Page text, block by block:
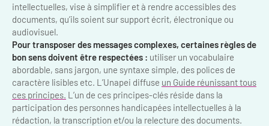
Chiffres clés de la destination
Repères annuel
Ateliers
Matinales
Webinaires
E-learning
Bilan des actions de professionnalisation
Parcs d’attractions et animaliers
Cabarets et casino
Expériences et visites
Grands magasins et outlets
Golfs
intellectuelles, vise à simplifier et à rendre accessibles des
documents, qu’ils soient sur support écrit, électronique ou
audiovisuel.
Pour transposer des messages complexes, certaines règles de
bon sens doivent être respectées : utiliser un vocabulaire
abordable, sans jargon, une syntaxe simple, des polices de
caractère lisibles etc. L’Unapei diffuse un Guide réunissant tous
ces principes. L’un de ces principes-clés réside dans la
participation des personnes handicapées intellectuelles à la
rédaction, la transcription et/ou la relecture des documents.